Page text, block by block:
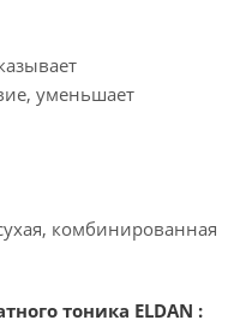
уменьшает
комбинированная
тоника ELDAN :